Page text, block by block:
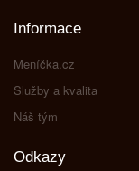
Informace
Meníčka.cz
Služby a kvalita
Náš tým
Odkazy